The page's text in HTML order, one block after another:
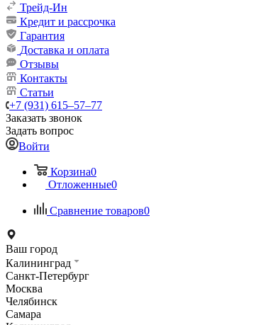
Трейд-Ин
Кредит и рассрочка
Гарантия
Доставка и оплата
Отзывы
Контакты
Статьи
+7 (931) 615‒57‒77
Заказать звонок
Задать вопрос
Войти
Корзина0
Отложенные0
Сравнение товаров0
Ваш город
Калининград
Санкт-Петербург
Москва
Челябинск
Самара